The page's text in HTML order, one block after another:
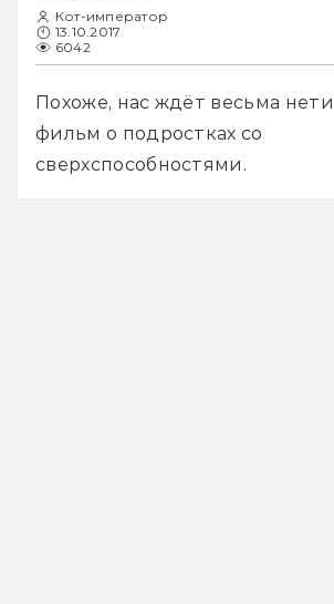
Кот-император
13.10.2017
6042
Похоже, нас ждёт весьма
фильм о подростках со
сверхспособностями.